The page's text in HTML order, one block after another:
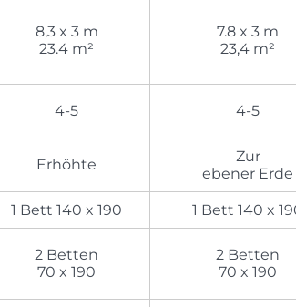
8,3 x 3 m
23.4 m²
7.8 x 3 m
23,4 m²
4-5 4-5
Erhöhte
Zur
ebener Erde
1 Bett 140 x 190 1 Bett 140 x
2 Betten
70 x 190
2 Betten
70 x 190